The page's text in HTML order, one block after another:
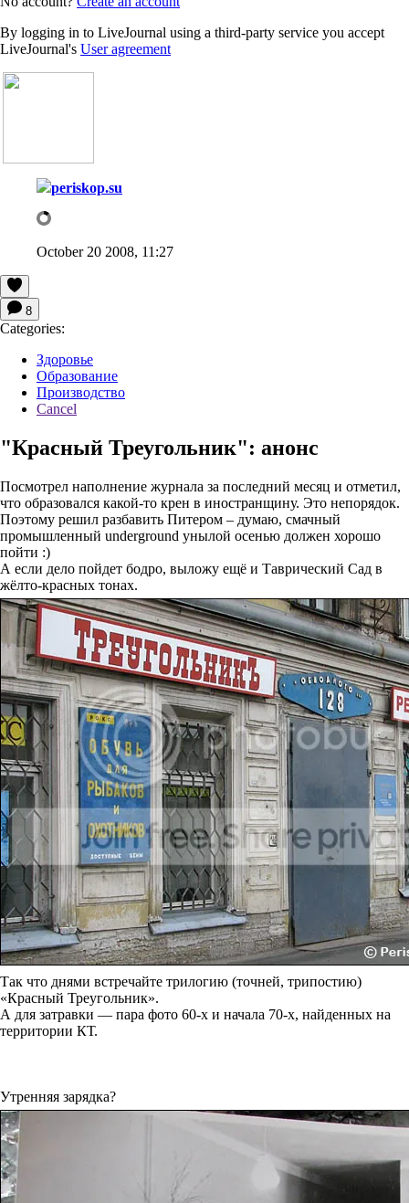
By logging in to LiveJournal using a third-party service you accept
LiveJournal's User agreement
periskop.su
October 20 2008, 11:27
8
Categories:
Здоровье
Образование
Производство
Cancel
"Красный Треугольник": анонс
Посмотрел наполнение журнала за последний месяц и отметил,
что образовался какой-то крен в иностранщину. Это непорядок.
Поэтому решил разбавить Питером – думаю, смачный
промышленный underground унылой осенью должен хорошо
пойти :)
А если дело пойдет бодро, выложу ещё и Таврический Сад в
жёлто-красных тонах.
Так что днями встречайте трилогию (точней, трипостию)
«Красный Треугольник».
А для затравки — пара фото 60-х и начала 70-х, найденных на
территории КТ.
Утренняя зарядка?